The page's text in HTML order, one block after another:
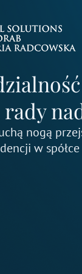
nogą
w spółce